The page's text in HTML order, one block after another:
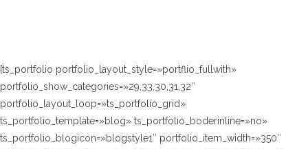
[ts_portfolio portfolio_layout_style=»portflio_fullwith»
portfolio_show_categories=»29,33,30,31,32″
portfolio_layout_loop=»ts_portfolio_grid»
ts_portfolio_template=»blog» ts_portfolio_boderinline=»no»
ts_portfolio_blogicon=»blogstyle1″ portfolio_item_width=»350″